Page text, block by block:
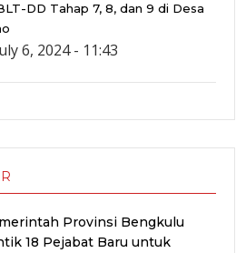
DD Tahap 7, 8, dan 9 di Desa
6, 2024 - 11:43
Provinsi Bengkulu
18 Pejabat Baru untuk